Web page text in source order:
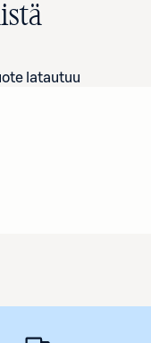
latautuu